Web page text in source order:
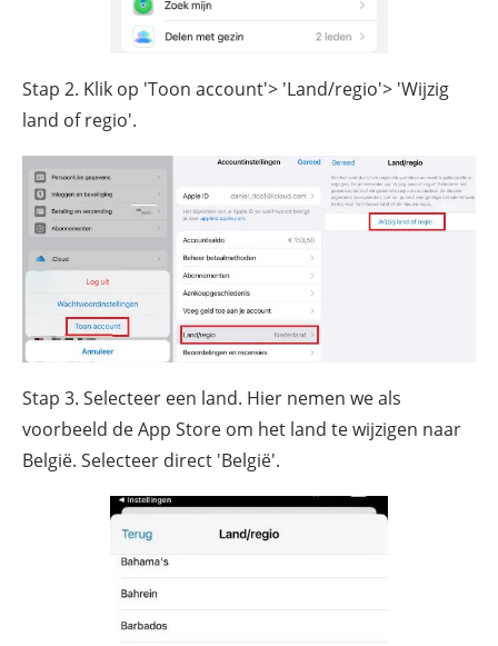
Stap 2. Klik op 'Toon account'> 'Land/regio'> 'Wijzig
land of regio'.
Stap 3. Selecteer een land. Hier nemen we als
voorbeeld de App Store om het land te wijzigen naar
België. Selecteer direct 'België'.